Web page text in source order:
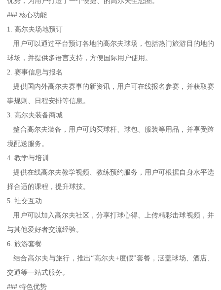
### 核心功能
1. 高尔夫场地预订
用户可以通过平台预订各地的高尔夫球场，包括热门旅游目的地的
球场，并提供多语言支持，方便国际用户使用。
2. 赛事信息与报名
提供国内外高尔夫赛事的新资讯，用户可在线报名参赛，并获取赛
事规则、日程安排等信息。
3. 高尔夫装备商城
整合高尔夫装备，用户可购买球杆、球包、服装等用品，并享受跨
境配送服务。
4. 教学与培训
提供在线高尔夫教学视频、教练预约服务，用户可根据自身水平选
择合适的课程，提升球技。
5. 社交互动
用户可以加入高尔夫社区，分享打球心得、上传精彩击球视频，并
与其他爱好者交流经验。
6. 旅游套餐
结合高尔夫与旅行，推出“高尔夫+度假”套餐，涵盖球场、酒店、
交通等一站式服务。
### 特色优势